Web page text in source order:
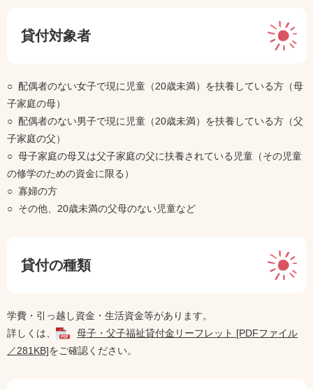
貸付対象者
○ 配偶者のない女子で現に児童（20歳未満）を扶養している方（母
子家庭の母）
○ 配偶者のない男子で現に児童（20歳未満）を扶養している方（父
子家庭の父）
○ 母子家庭の母又は父子家庭の父に扶養されている児童（その児童
の修学のための資金に限る）
○ 寡婦の方
○ その他、20歳未満の父母のない児童など
貸付の種類
学費・引っ越し資金・生活資金等があります。
詳しくは、
母子・父子福祉貸付金リーフレット [PDFファイル
／281KB]をご確認ください。